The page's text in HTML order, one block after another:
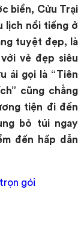
biển, Cửu Trại
lịch nổi tiếng ở
tuyệt đẹp, là
vẻ đẹp siêu
ái gọi là “Tiên
cũng chẳng
tiện đi đến
bỏ túi ngay
đến hấp dẫn
gói